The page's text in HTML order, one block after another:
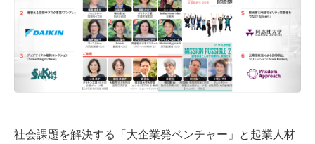
社会課題を解決する「大企業発ベンチャー」と起業人材